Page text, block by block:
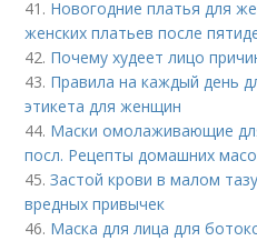
41. Новогодние платья для
женских платьев после
42. Почему худеет лицо
43. Правила на каждый день
этикета для женщин
44. Маски омолаживающие
посл. Рецепты домашних
45.Застой крови в малом
вредных привычек
46. Маска для лица для